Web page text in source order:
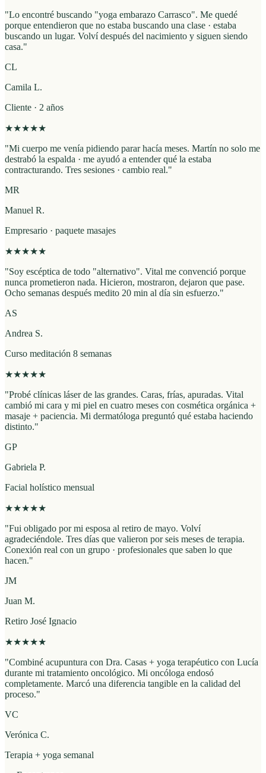
"Lo encontré buscando "yoga embarazo Carrasco". Me quedé
porque entendieron que no estaba buscando una clase · estaba
buscando un lugar. Volví después del nacimiento y siguen siendo
casa."
CL
Camila L.
Cliente · 2 años
★★★★★
"Mi cuerpo me venía pidiendo parar hacía meses. Martín no solo me
destrabó la espalda · me ayudó a entender qué la estaba
contracturando. Tres sesiones · cambio real."
MR
Manuel R.
Empresario · paquete masajes
★★★★★
"Soy escéptica de todo "alternativo". Vital me convenció porque
nunca prometieron nada. Hicieron, mostraron, dejaron que pase.
Ocho semanas después medito 20 min al día sin esfuerzo."
AS
Andrea S.
Curso meditación 8 semanas
★★★★★
"Probé clínicas láser de las grandes. Caras, frías, apuradas. Vital
cambió mi cara y mi piel en cuatro meses con cosmética orgánica +
masaje + paciencia. Mi dermatóloga preguntó qué estaba haciendo
distinto."
GP
Gabriela P.
Facial holístico mensual
★★★★★
"Fui obligado por mi esposa al retiro de mayo. Volví
agradeciéndole. Tres días que valieron por seis meses de terapia.
Conexión real con un grupo · profesionales que saben lo que
hacen."
JM
Juan M.
Retiro José Ignacio
★★★★★
"Combiné acupuntura con Dra. Casas + yoga terapéutico con Lucía
durante mi tratamiento oncológico. Mi oncóloga endosó
completamente. Marcó una diferencia tangible en la calidad del
proceso."
VC
Verónica C.
Terapia + yoga semanal